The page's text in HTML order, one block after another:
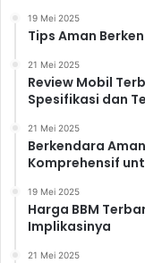
19 Mei 2025
Tips Aman
21 Mei 2025
Review Mobil
Spesifikasi dan
21 Mei 2025
Berkendara
Komprehensif
19 Mei 2025
Harga BBM
Implikasinya
21 Mei 2025